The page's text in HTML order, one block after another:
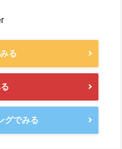
る
グでみる